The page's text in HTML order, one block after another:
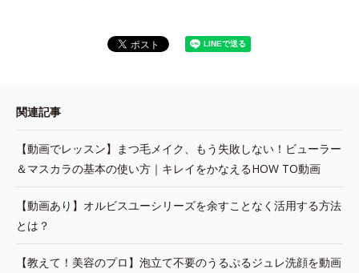
関連記事
【動画でレッスン】まつ毛メイク、もう失敗しない！ビューラー
＆マスカラの基本の使い方｜キレイをかなえるHOW TO動画
【動画あり】オルビスユーシリーズを余すことなく活用する方法
とは？
【教えて！美容のプロ】泡立て不要のうるぷるジュレ洗顔を動画